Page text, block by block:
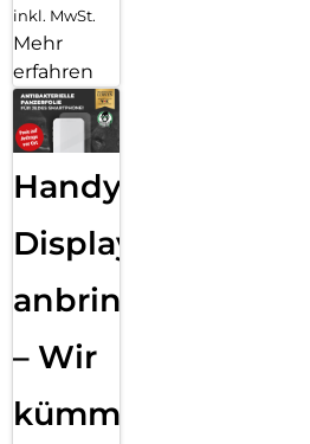
inkl. MwSt.
Mehr
erfahren
Handy
Displayfolie
anbringen
– Wir
kümmern